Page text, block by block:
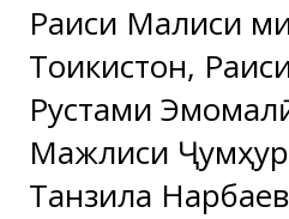
Раиси Маҷлиси
Тоҷикистон,
Рустами
Мажлиси
Танзила